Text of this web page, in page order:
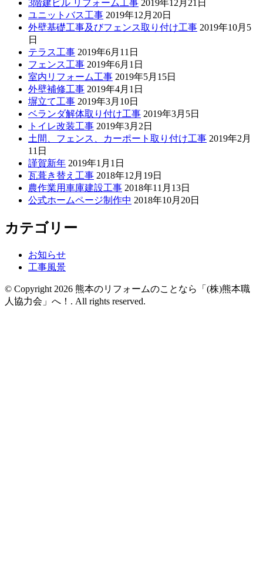
3階建ビル リフォーム工事 2019年12月21日
ユニットバス工事 2019年12月20日
外壁基礎工事及びフェンス取り付け工事 2019年10月5
日
テラス工事 2019年6月11日
フェンス工事 2019年6月1日
室内リフォーム工事 2019年5月15日
外壁補修工事 2019年4月1日
塀立て工事 2019年3月10日
ベランダ解体取り付け工事 2019年3月5日
トイレ改装工事 2019年3月2日
土間、フェンス、カーポート取り付け工事 2019年2月
11日
謹賀新年 2019年1月1日
瓦葺き替え工事 2018年12月19日
農作業用車庫建設工事 2018年11月13日
公式ホームページ制作中 2018年10月20日
カテゴリー
お知らせ
工事風景
© Copyright 2026 熊本のリフォームのことなら「(株)熊本職
人協力会」へ！. All rights reserved.